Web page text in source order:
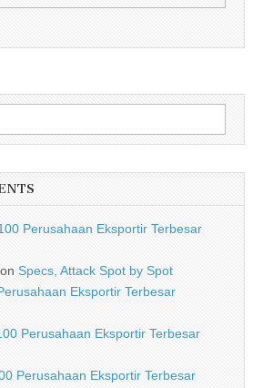
Perusahaan Eksportir Terbesar
on Specs, Attack Spot by Spot
Eksportir Terbesar
Perusahaan Eksportir Terbesar
Perusahaan Eksportir Terbesar